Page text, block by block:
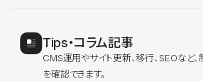
Tips・コラム記事
CMS運用やサイト更新、移行、SEOなど
を確認できます。